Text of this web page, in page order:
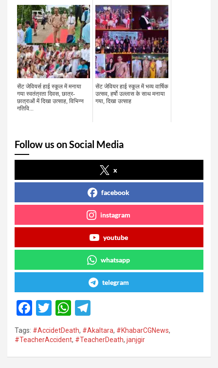
सेंट जेवियर्स हाई स्कूल में मनाया
गया स्वतंत्रता दिवस, छात्र-
छात्राओं में दिखा उत्साह, विभिन्न
गतिवि...
सेंट जेवियर हाई स्कूल में भव्य वार्षिक
उत्सव, हर्षो उल्लास के साथ मनाया
गया, दिखा उत्साह
Follow us on Social Media
x
facebook
instagram
youtube
whatsapp
telegram
F
a
ce
b
T
wi
tt
er
W
h
at
s
el
e
gr
Tags: #AccidetDeath, #Akaltara, #KhabarCGNews,
#TeacherAccident, #TeacherDeath, janjgir